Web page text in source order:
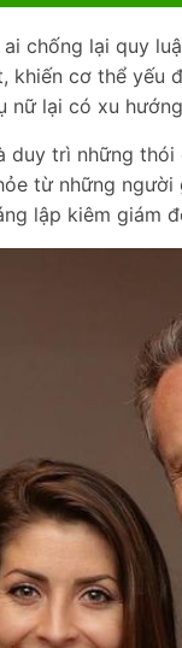
chống lại quy
khiến cơ thể yếu
nữ lại có xu
duy trì những
từ những
lập kiêm giám